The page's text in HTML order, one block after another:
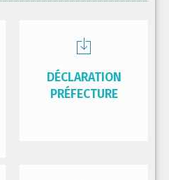
DÉCLARATION
PRÉFECTURE